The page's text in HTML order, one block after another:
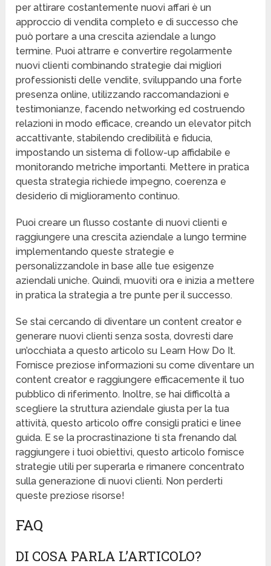
per attirare costantemente nuovi affari è un
approccio di vendita completo e di successo che
può portare a una crescita aziendale a lungo
termine. Puoi attrarre e convertire regolarmente
nuovi clienti combinando strategie dai migliori
professionisti delle vendite, sviluppando una forte
presenza online, utilizzando raccomandazioni e
testimonianze, facendo networking ed costruendo
relazioni in modo efficace, creando un elevator pitch
accattivante, stabilendo credibilità e fiducia,
impostando un sistema di follow-up affidabile e
monitorando metriche importanti. Mettere in pratica
questa strategia richiede impegno, coerenza e
desiderio di miglioramento continuo.
Puoi creare un flusso costante di nuovi clienti e
raggiungere una crescita aziendale a lungo termine
implementando queste strategie e
personalizzandole in base alle tue esigenze
aziendali uniche. Quindi, muoviti ora e inizia a mettere
in pratica la strategia a tre punte per il successo.
Se stai cercando di diventare un content creator e
generare nuovi clienti senza sosta, dovresti dare
un’occhiata a questo articolo su Learn How Do It.
Fornisce preziose informazioni su come diventare un
content creator e raggiungere efficacemente il tuo
pubblico di riferimento. Inoltre, se hai difficoltà a
scegliere la struttura aziendale giusta per la tua
attività, questo articolo offre consigli pratici e linee
guida. E se la procrastinazione ti sta frenando dal
raggiungere i tuoi obiettivi, questo articolo fornisce
strategie utili per superarla e rimanere concentrato
sulla generazione di nuovi clienti. Non perderti
queste preziose risorse!
FAQ
DI COSA PARLA L’ARTICOLO?